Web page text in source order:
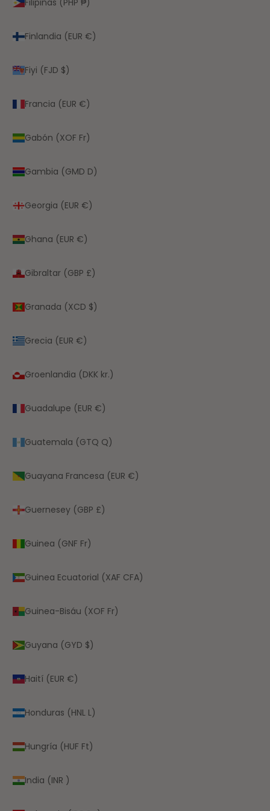
Finlandia (EUR €)
Fiyi (FJD $)
Francia (EUR €)
Gabón (XOF Fr)
Gambia (GMD D)
Georgia (EUR €)
Ghana (EUR €)
Gibraltar (GBP £)
Granada (XCD $)
Grecia (EUR €)
Groenlandia (DKK kr.)
Guadalupe (EUR €)
Guatemala (GTQ Q)
Guayana Francesa (EUR €)
Guernesey (GBP £)
Guinea (GNF Fr)
Guinea Ecuatorial (XAF CFA)
Guinea-Bisáu (XOF Fr)
Guyana (GYD $)
Haití (EUR €)
Honduras (HNL L)
Hungría (HUF Ft)
India (INR ₹)